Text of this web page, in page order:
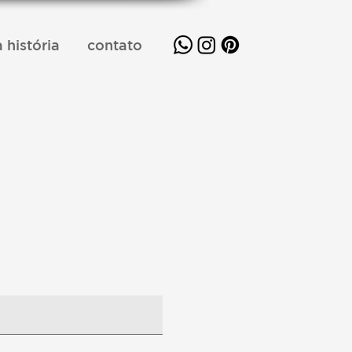
história contato